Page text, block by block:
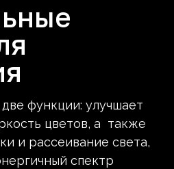
функции: улучшает
цветов, а также
и рассеивание света,
спектр